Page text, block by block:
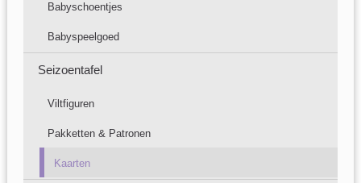
Babyschoentjes
Babyspeelgoed
Seizoentafel
Viltfiguren
Pakketten & Patronen
Kaarten